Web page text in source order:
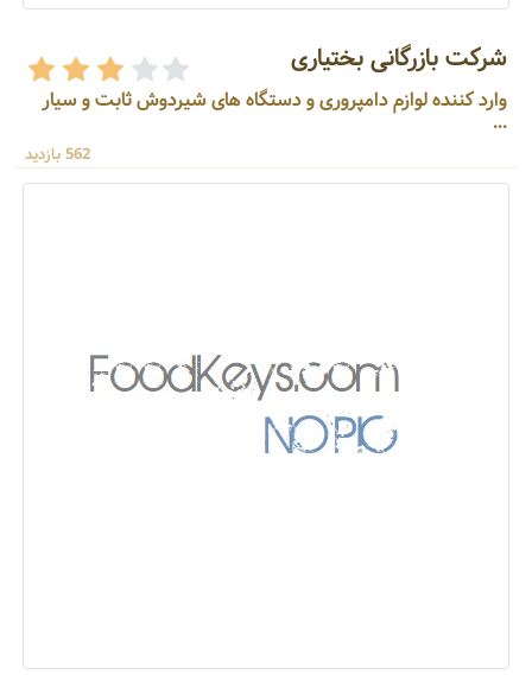
شرکت بازرگانی بختیاری
وارد کننده لوازم دامپروری و دستگاه های شیردوش ثابت و سیار
...
562 بازدید